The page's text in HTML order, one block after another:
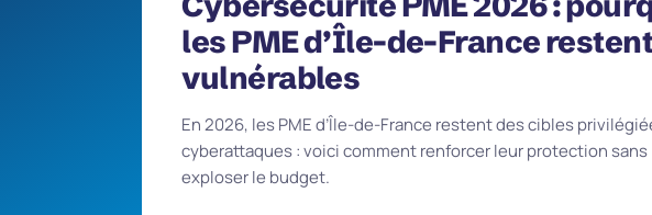
les PME d’Île-de-France
vulnérables
En 2026, les PME d’Île-de-France restent des cibles
cyberattaques : voici comment renforcer leur protection sans
exploser le budget.